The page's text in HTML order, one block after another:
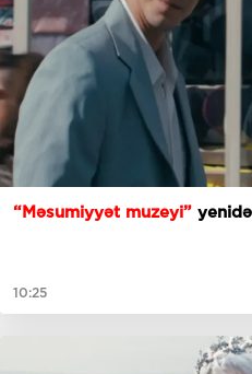
“Məsumiyyət muzeyi”
10:25